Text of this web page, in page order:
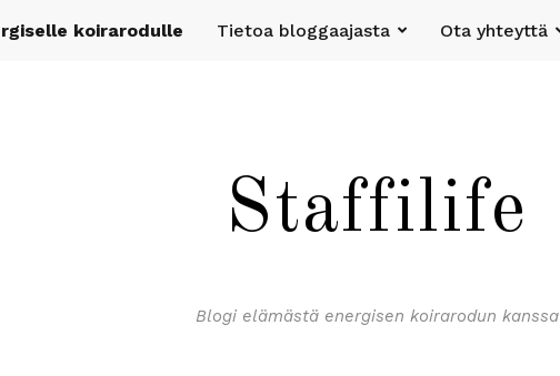
koirarodulle Tietoa bloggaajasta Ota yhteyttä
Staffilife
Blogi elämästä energisen koirarodun kanssa